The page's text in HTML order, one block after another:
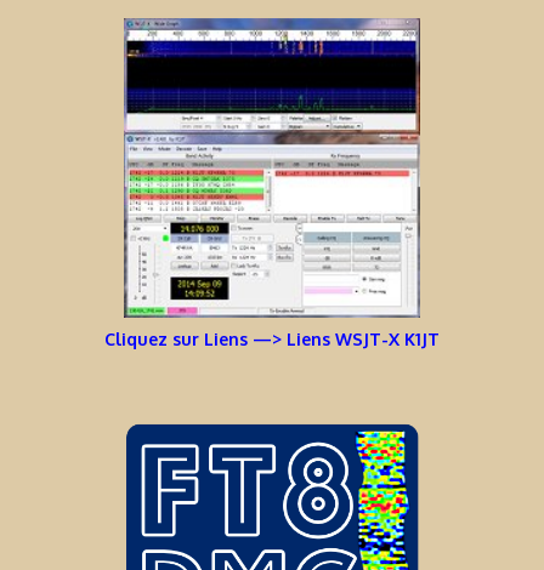
Cliquez sur Liens —> Liens WSJT-X K1JT